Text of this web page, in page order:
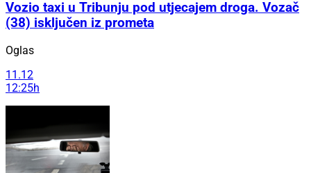
Vozio taxi u Tribunju pod utjecajem droga. Vozač
(38) isključen iz prometa
Oglas
11.12
12:25h